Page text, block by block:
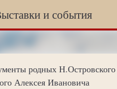
и события
родных Н.Островского
Алексея Ивановича